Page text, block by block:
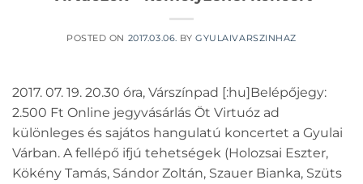
POSTED ON 2017.03.06. BYGYULAIVARSZINHAZ
2017. 07. 19. 20.30 óra, Várszínpad [:hu]Belépőjegy:
2.500 Ft Online jegyvásárlás Öt Virtuóz ad
különleges és sajátos hangulatú koncertet a Gyulai
Várban. A fellépő ifjú tehetségek (Holozsai Eszter,
Kökény Tamás, Sándor Zoltán, Szauer Bianka, Szüts